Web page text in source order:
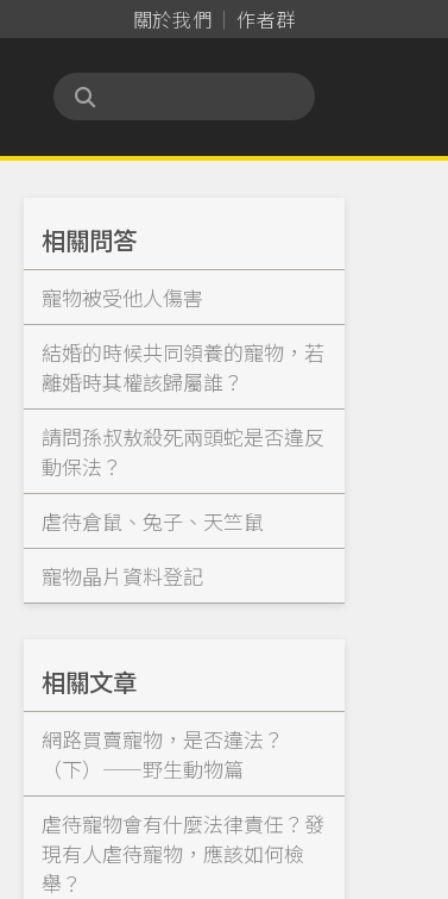
關於我們 作者群
相關問答
寵物被受他人傷害
結婚的時候共同領養的寵物，若
離婚時其權該歸屬誰？
請問孫叔敖殺死兩頭蛇是否違反
動保法？
虐待倉鼠、兔子、天竺鼠
寵物晶片資料登記
相關文章
網路買賣寵物，是否違法？
（下）——野生動物篇
虐待寵物會有什麼法律責任？發
現有人虐待寵物，應該如何檢
舉？